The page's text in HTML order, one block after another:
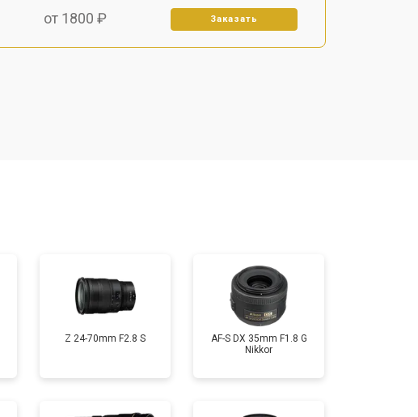
от 1800 ₽ Заказать
от 2600 ₽ Заказать
Z 24-70mm F2.8 S
AF-S DX 35mm F1.8 G
Nikkor